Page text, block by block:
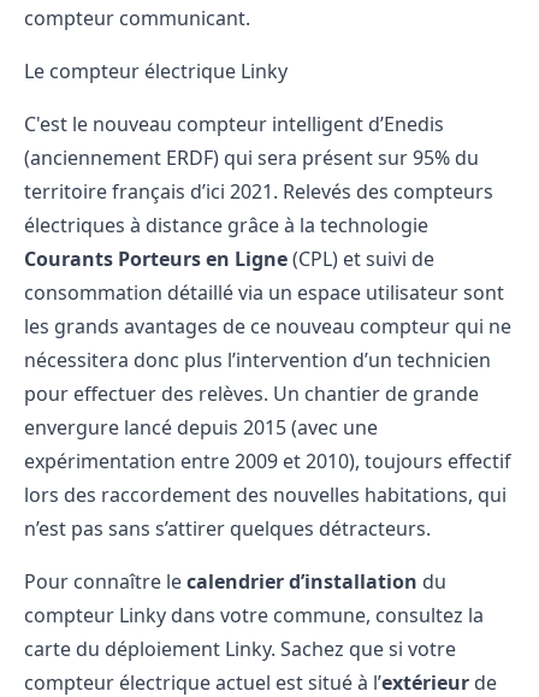
compteur communicant.
Le compteur électrique Linky
C'est le nouveau compteur intelligent d’Enedis
(anciennement ERDF) qui sera présent sur 95% du
territoire français d’ici 2021. Relevés des compteurs
électriques à distance grâce à la technologie
Courants Porteurs en Ligne(CPL) et suivi de
consommation détaillé via un espace utilisateur sont
les grands avantages de ce nouveau compteur qui ne
nécessitera donc plus l’intervention d’un technicien
pour effectuer des relèves. Un chantier de grande
envergure lancé depuis 2015 (avec une
expérimentation entre 2009 et 2010), toujours effectif
lors des raccordement des nouvelles habitations, qui
n’est pas sans s’attirer quelques détracteurs.
Pour connaître lecalendrier d’installation du
compteur Linky dans votre commune, consultez la
carte du déploiement Linky. Sachez que si votre
compteur électrique actuel est situé à l’extérieur de